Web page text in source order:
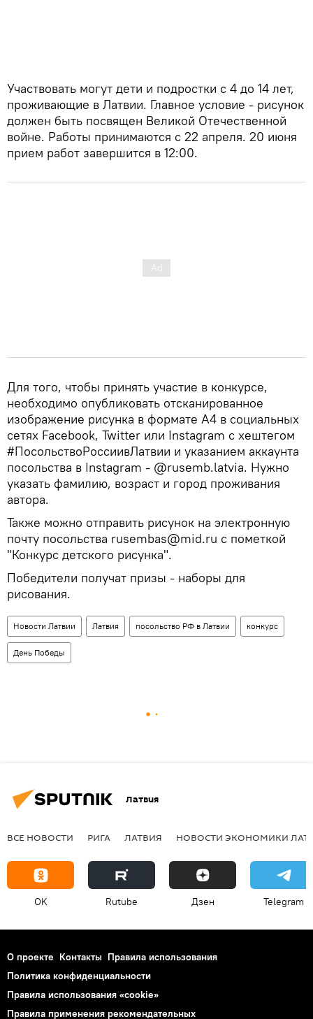
Участвовать могут дети и подростки с 4 до 14 лет,
проживающие в Латвии. Главное условие - рисунок
должен быть посвящен Великой Отечественной
войне. Работы принимаются с 22 апреля. 20 июня
прием работ завершится в 12:00.
Для того, чтобы принять участие в конкурсе,
необходимо опубликовать отсканированное
изображение рисунка в формате А4 в социальных
сетях Facebook, Twitter или Instagram с хештегом
#ПосольствоРоссиивЛатвии и указанием аккаунта
посольства в Instagram - @rusemb.latvia. Нужно
указать фамилию, возраст и город проживания
автора.
Также можно отправить рисунок на электронную
почту посольства rusembas@mid.ru c пометкой
"Конкурс детского рисунка".
Победители получат призы - наборы для
рисования.
Новости Латвии Латвия посольство РФ в Латвии конкурс
День Победы
Латвия
ВСЕ НОВОСТИ РИГА ЛАТВИЯ НОВОСТИ ЭКОНОМИКИ
OK Rutube Дзен Telegram
О проекте Контакты Правила использования
Политика конфиденциальности
Правила использования «cookie»
Правила применения рекомендательных